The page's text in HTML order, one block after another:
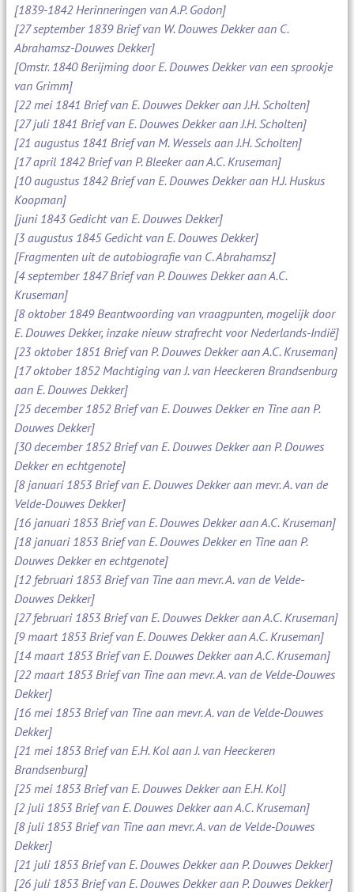
[1839-1842 Herinneringen van A.P. Godon]
[27 september 1839 Brief van W. Douwes Dekker aan C.
Abrahamsz-Douwes Dekker]
[Omstr. 1840 Berijming door E. Douwes Dekker van een sprookje
van Grimm]
[22 mei 1841 Brief van E. Douwes Dekker aan J.H. Scholten]
[27 juli 1841 Brief van E. Douwes Dekker aan J.H. Scholten]
[21 augustus 1841 Brief van M. Wessels aan J.H. Scholten]
[17 april 1842 Brief van P. Bleeker aan A.C. Kruseman]
[10 augustus 1842 Brief van E. Douwes Dekker aan H.J. Huskus
Koopman]
[juni 1843 Gedicht van E. Douwes Dekker]
[3 augustus 1845 Gedicht van E. Douwes Dekker]
[Fragmenten uit de autobiografie van C. Abrahamsz]
[4 september 1847 Brief van P. Douwes Dekker aan A.C.
Kruseman]
[8 oktober 1849 Beantwoording van vraagpunten, mogelijk door
E. Douwes Dekker, inzake nieuw strafrecht voor Nederlands-Indië]
[23 oktober 1851 Brief van P. Douwes Dekker aan A.C. Kruseman]
[17 oktober 1852 Machtiging van J. van Heeckeren Brandsenburg
aan E. Douwes Dekker]
[25 december 1852 Brief van E. Douwes Dekker en Tine aan P.
Douwes Dekker]
[30 december 1852 Brief van E. Douwes Dekker aan P. Douwes
Dekker en echtgenote]
[8 januari 1853 Brief van E. Douwes Dekker aan mevr. A. van de
Velde-Douwes Dekker]
[16 januari 1853 Brief van E. Douwes Dekker aan A.C. Kruseman]
[18 januari 1853 Brief van E. Douwes Dekker en Tine aan P.
Douwes Dekker en echtgenote]
[12 februari 1853 Brief van Tine aan mevr. A. van de Velde-
Douwes Dekker]
[27 februari 1853 Brief van E. Douwes Dekker aan A.C. Kruseman]
[9 maart 1853 Brief van E. Douwes Dekker aan A.C. Kruseman]
[14 maart 1853 Brief van E. Douwes Dekker aan A.C. Kruseman]
[22 maart 1853 Brief van Tine aan mevr. A. van de Velde-Douwes
Dekker]
[16 mei 1853 Brief van Tine aan mevr. A. van de Velde-Douwes
Dekker]
[21 mei 1853 Brief van E.H. Kol aan J. van Heeckeren
Brandsenburg]
[25 mei 1853 Brief van E. Douwes Dekker aan E.H. Kol]
[2 juli 1853 Brief van E. Douwes Dekker aan A.C. Kruseman]
[8 juli 1853 Brief van Tine aan mevr. A. van de Velde-Douwes
Dekker]
[21 juli 1853 Brief van E. Douwes Dekker aan P. Douwes Dekker]
[26 juli 1853 Brief van E. Douwes Dekker aan P. Douwes Dekker]